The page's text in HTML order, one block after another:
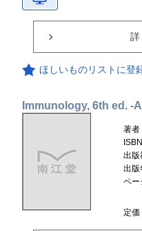
詳
ほしいものリストに登
Immunology, 6th ed. -
著者
ISBN
出版
出版
ペー
定価